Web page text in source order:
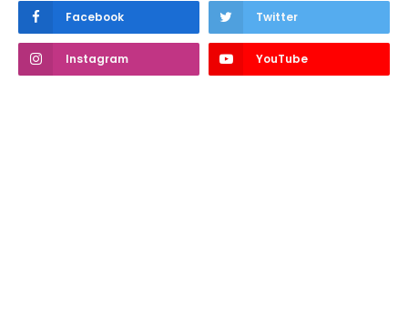
Facebook Twitter
Instagram YouTube